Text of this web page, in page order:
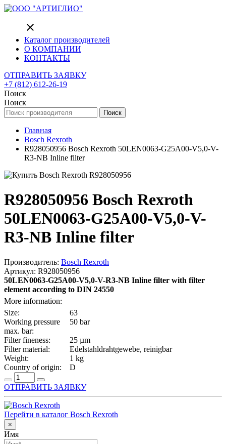
close
Каталог производителей
О КОМПАНИИ
КОНТАКТЫ
ОТПРАВИТЬ ЗАЯВКУ
+7 (812) 612-26-19
Поиск
Поиск
Поиск
Главная
Bosch Rexroth
R928050956 Bosch Rexroth 50LEN0063-G25A00-V5,0-V-
R3-NB Inline filter
R928050956 Bosch Rexroth
50LEN0063-G25A00-V5,0-V-
R3-NB Inline filter
Производитель: Bosch Rexroth
Артикул: R928050956
50LEN0063-G25A00-V5,0-V-R3-NB Inline filter with filter
element according to DIN 24550
More information:
Size:
63
Working pressure
max. bar:
50 bar
Filter fineness:
25 µm
Filter material:
Edelstahldrahtgewebe, reinigbar
Weight:
1 kg
Country of origin:
D
ОТПРАВИТЬ ЗАЯВКУ
Перейти в каталог Bosch Rexroth
×
Имя